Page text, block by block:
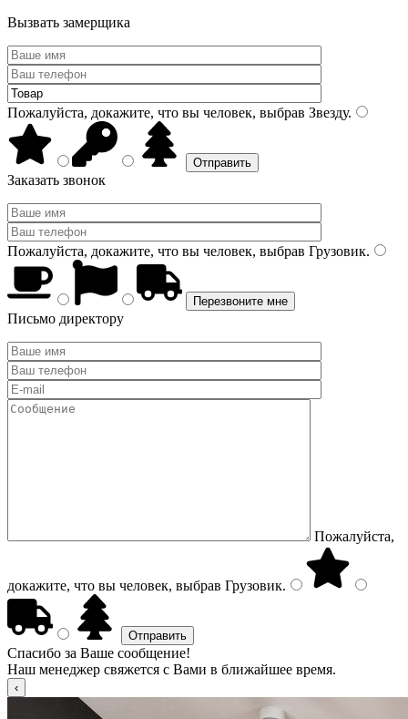
Вызвать замерщика
Пожалуйста, докажите, что вы человек, выбрав Звезду.
Заказать звонок
Пожалуйста, докажите, что вы человек, выбрав Грузовик.
Письмо директору
Пожалуйста,
докажите, что вы человек, выбрав Грузовик.
Спасибо за Ваше сообщение!
Наш менеджер свяжется с Вами в ближайшее время.